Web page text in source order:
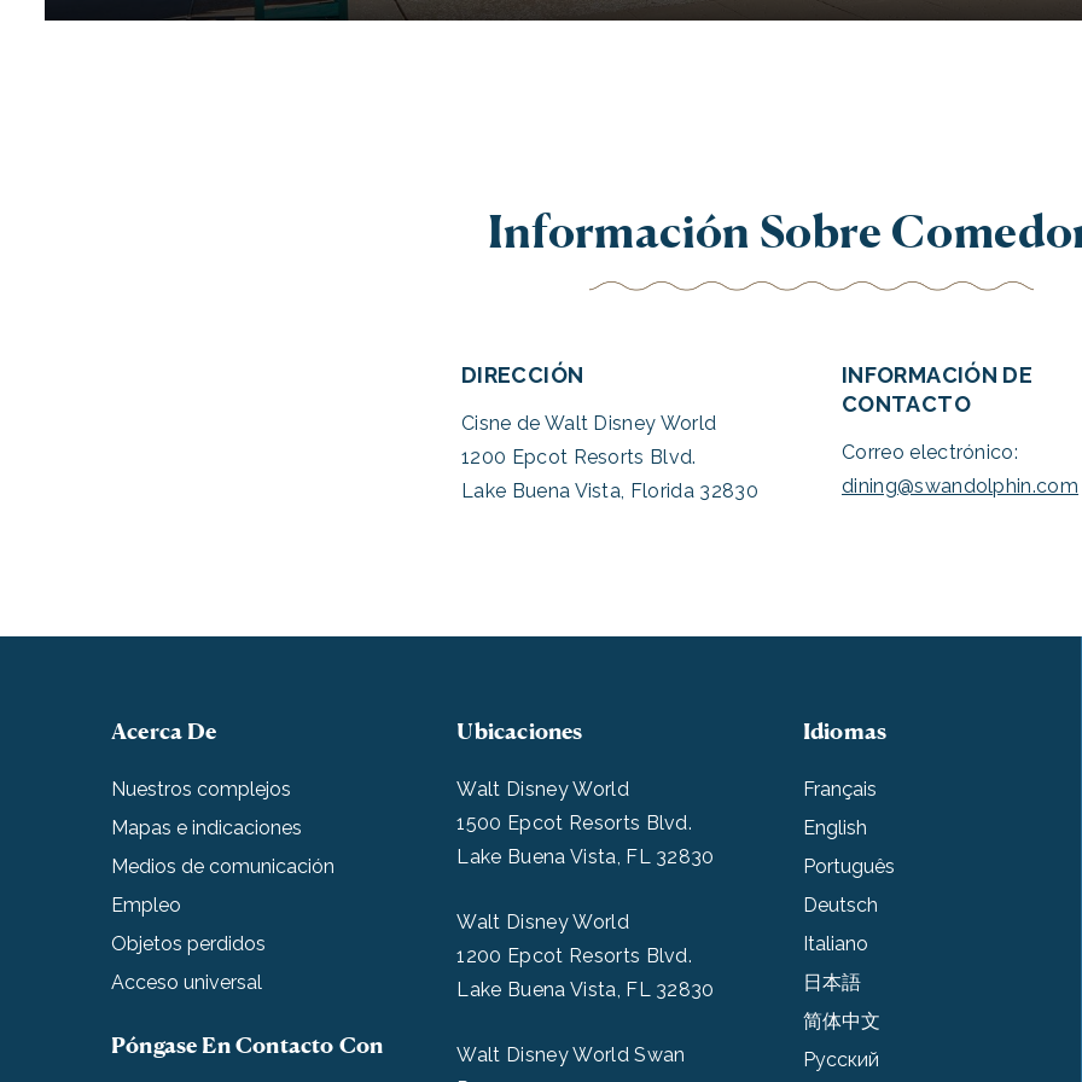
Información Sobre
DIRECCIÓN
Cisne de Walt Disney World
1200 Epcot Resorts Blvd.
Lake Buena Vista, Florida 32830
INFORMACIÓN DE
CONTACTO
Correo electrónico:
dining@swandolphin.com
Acerca De
Nuestros complejos
Mapas e indicaciones
Medios de comunicación
Empleo
Objetos perdidos
Acceso universal
Póngase En Contacto Con
Ubicaciones
Walt Disney World
1500 Epcot Resorts Blvd.
Lake Buena Vista, FL 32830
Walt Disney World
1200 Epcot Resorts Blvd.
Lake Buena Vista, FL 32830
Walt Disney World Swan
Idiomas
Français
English
Português
Deutsch
Italiano
日本語
简体中文
Pусский